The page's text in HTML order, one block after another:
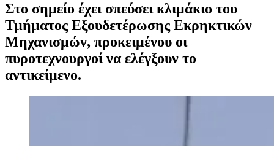
Στο σημείο έχει σπεύσει κλιμάκιο του
Τμήματος Εξουδετέρωσης Εκρηκτικών
Μηχανισμών, προκειμένου οι
πυροτεχνουργοί να ελέγξουν το
αντικείμενο.